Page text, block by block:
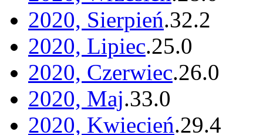
2020, Sierpień.32.2
2020, Lipiec.25.0
2020, Czerwiec.26.0
2020, Maj.33.0
2020, Kwiecień.29.4